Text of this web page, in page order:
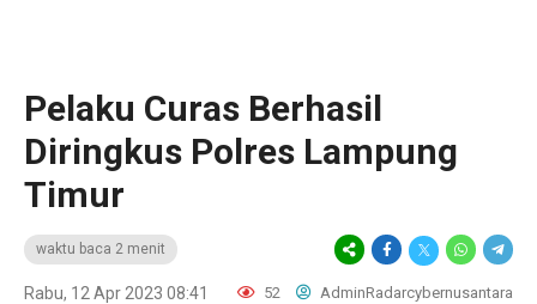
Pelaku Curas Berhasil
Diringkus Polres Lampung
Timur
waktu baca 2 menit
Rabu, 12 Apr 2023 08:41 52 AdminRadarcybernusantara